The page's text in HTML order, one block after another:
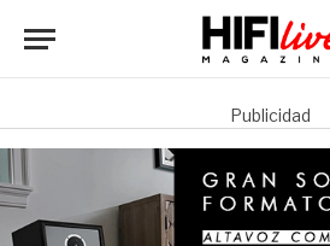
Publicidad